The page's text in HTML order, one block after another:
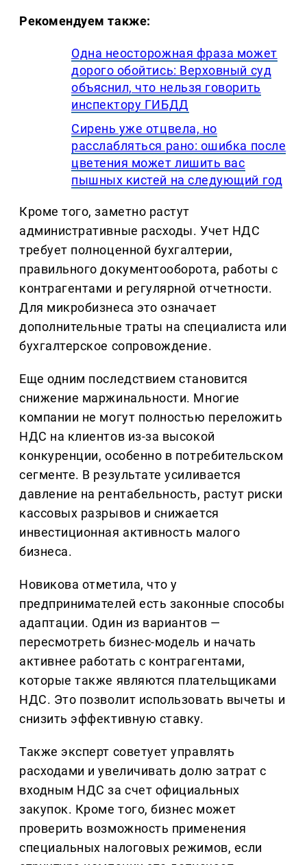
Рекомендуем также:
Одна неосторожная фраза может
дорого обойтись: Верховный суд
объяснил, что нельзя говорить
инспектору ГИБДД
Сирень уже отцвела, но
расслабляться рано: ошибка после
цветения может лишить вас
пышных кистей на следующий год
Кроме того, заметно растут
административные расходы. Учет НДС
требует полноценной бухгалтерии,
правильного документооборота, работы с
контрагентами и регулярной отчетности.
Для микробизнеса это означает
дополнительные траты на специалиста или
бухгалтерское сопровождение.
Еще одним последствием становится
снижение маржинальности. Многие
компании не могут полностью переложить
НДС на клиентов из-за высокой
конкуренции, особенно в потребительском
сегменте. В результате усиливается
давление на рентабельность, растут риски
кассовых разрывов и снижается
инвестиционная активность малого
бизнеса.
Новикова отметила, что у
предпринимателей есть законные способы
адаптации. Один из вариантов —
пересмотреть бизнес-модель и начать
активнее работать с контрагентами,
которые также являются плательщиками
НДС. Это позволит использовать вычеты и
снизить эффективную ставку.
Также эксперт советует управлять
расходами и увеличивать долю затрат с
входным НДС за счет официальных
закупок. Кроме того, бизнес может
проверить возможность применения
специальных налоговых режимов, если